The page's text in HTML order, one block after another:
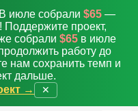
В июле собрали $65 —
Поддержите проект,
собрали $65в июле
работу до
нам сохранить темп и
дальше.
→
✕